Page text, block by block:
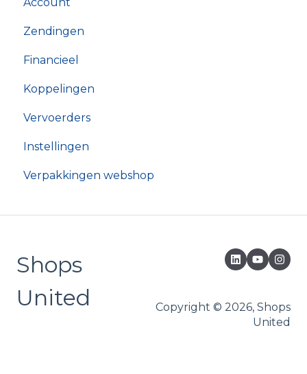
Account
Zendingen
Financieel
Koppelingen
Vervoerders
Instellingen
Verpakkingen webshop
Shops
United
Copyright © 2026, Shops
United